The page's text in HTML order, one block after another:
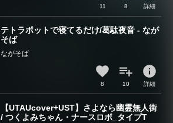
11 8 詳細
テトラポットで寝てるだけ/葛駄夜音 - なが
そば
ながそば
8 10
info
詳細
【UTAUcover+UST】さよなら幽霊無人街
/ つくよみちゃん・ナースロボ_タイプT